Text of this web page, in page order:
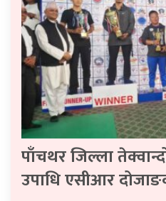
पाँचथर जिल्ला
उपाधि एसीआर